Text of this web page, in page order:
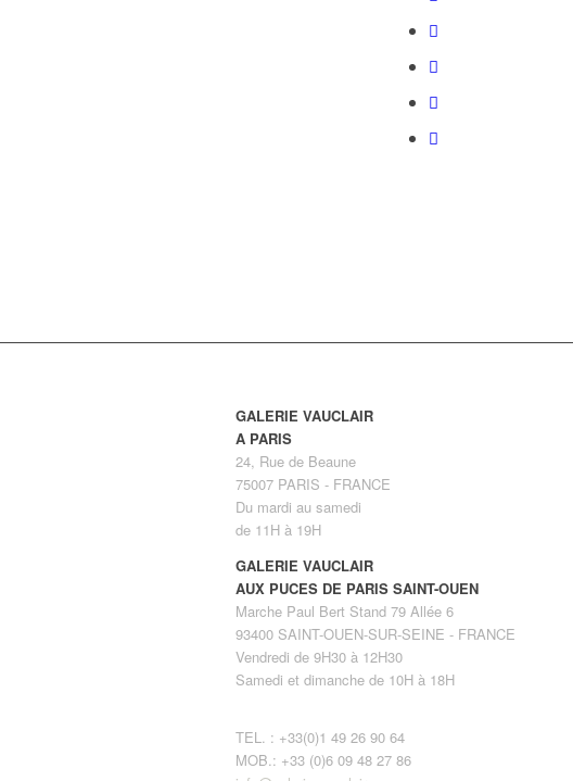
GALERIE VAUCLAIR
A PARIS
24, Rue de Beaune
75007 PARIS - FRANCE
Du mardi au samedi
de 11H à 19H
GALERIE VAUCLAIR
AUX PUCES DE PARIS SAINT-OUEN
Marche Paul Bert Stand 79 Allée 6
93400 SAINT-OUEN-SUR-SEINE - FRANCE
Vendredi de 9H30 à 12H30
Samedi et dimanche de 10H à 18H
TEL. : +33(0)1 49 26 90 64
MOB.: +33 (0)6 09 48 27 86